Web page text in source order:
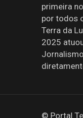
primeira
por todos
Terra da
2025
© Portal